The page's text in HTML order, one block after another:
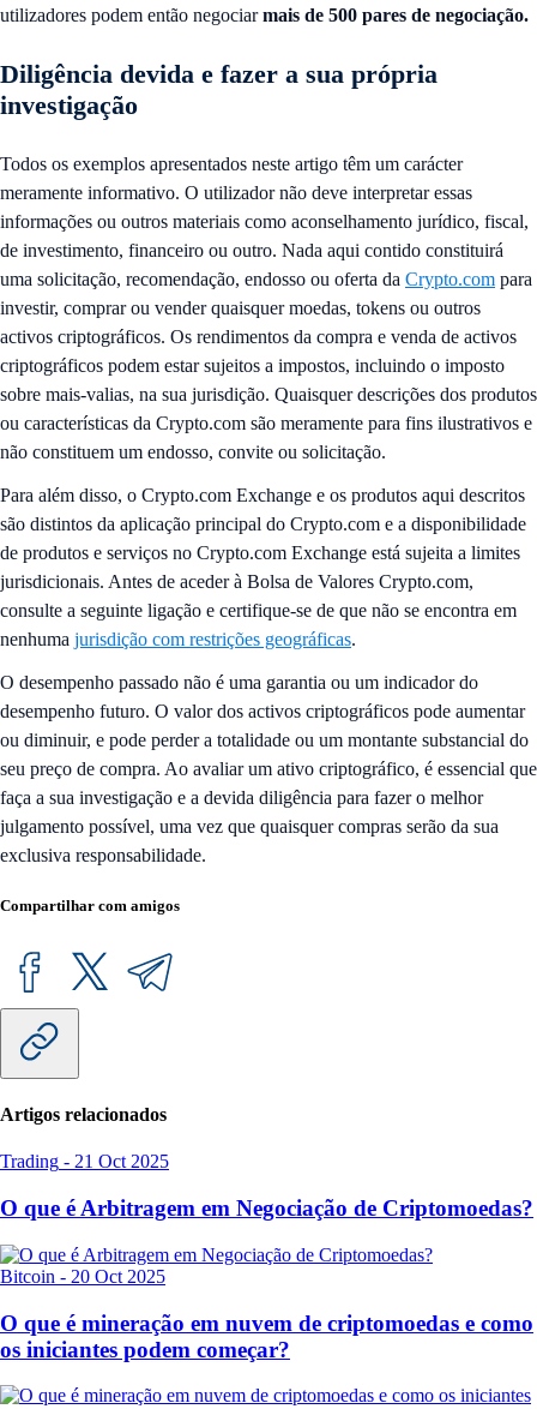
utilizadores podem então negociarmais de 500 pares de negociação.
Diligência devida e fazer a sua própria
investigação
Todos os exemplos apresentados neste artigo têm um carácter
meramente informativo. O utilizador não deve interpretar essas
informações ou outros materiais como aconselhamento jurídico, fiscal,
de investimento, financeiro ou outro. Nada aqui contido constituirá
uma solicitação, recomendação, endosso ou oferta da Crypto.com para
investir, comprar ou vender quaisquer moedas, tokens ou outros
activos criptográficos. Os rendimentos da compra e venda de activos
criptográficos podem estar sujeitos a impostos, incluindo o imposto
sobre mais-valias, na sua jurisdição. Quaisquer descrições dos produtos
ou características da Crypto.com são meramente para fins ilustrativos e
não constituem um endosso, convite ou solicitação.
Para além disso, o Crypto.com Exchange e os produtos aqui descritos
são distintos da aplicação principal do Crypto.com e a disponibilidade
de produtos e serviços no Crypto.com Exchange está sujeita a limites
jurisdicionais. Antes de aceder à Bolsa de Valores Crypto.com,
consulte a seguinte ligação e certifique-se de que não se encontra em
nenhuma jurisdição com restrições geográficas.
O desempenho passado não é uma garantia ou um indicador do
desempenho futuro. O valor dos activos criptográficos pode aumentar
ou diminuir, e pode perder a totalidade ou um montante substancial do
seu preço de compra. Ao avaliar um ativo criptográfico, é essencial que
faça a sua investigação e a devida diligência para fazer o melhor
julgamento possível, uma vez que quaisquer compras serão da sua
exclusiva responsabilidade.
Compartilhar com amigos
Artigos relacionados
Trading - 21 Oct 2025
O que é Arbitragem em Negociação de Criptomoedas?
Bitcoin - 20 Oct 2025
O que é mineração em nuvem de criptomoedas e como
os iniciantes podem começar?